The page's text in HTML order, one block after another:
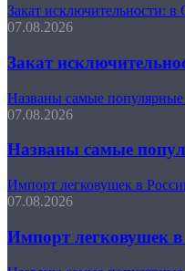
Закат исключительности:
07.08.2026
Закат
Названы самые
07.08.2026
Названы самые
Импорт легковушек в
07.08.2026
Импорт легковушек